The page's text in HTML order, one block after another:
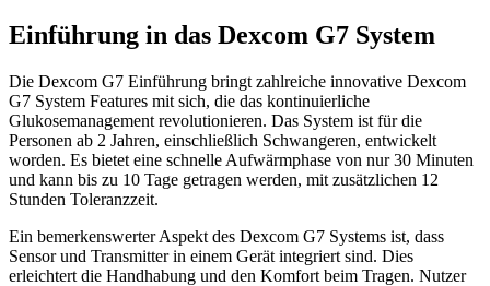
Einführung in das Dexcom G7 System
Die Dexcom G7 Einführung bringt zahlreiche innovative Dexcom
G7 System Features mit sich, die das kontinuierliche
Glukosemanagement revolutionieren. Das System ist für die
Personen ab 2 Jahren, einschließlich Schwangeren, entwickelt
worden. Es bietet eine schnelle Aufwärmphase von nur 30 Minuten
und kann bis zu 10 Tage getragen werden, mit zusätzlichen 12
Stunden Toleranzzeit.
Ein bemerkenswerter Aspekt des Dexcom G7 Systems ist, dass
Sensor und Transmitter in einem Gerät integriert sind. Dies
erleichtert die Handhabung und den Komfort beim Tragen. Nutzer